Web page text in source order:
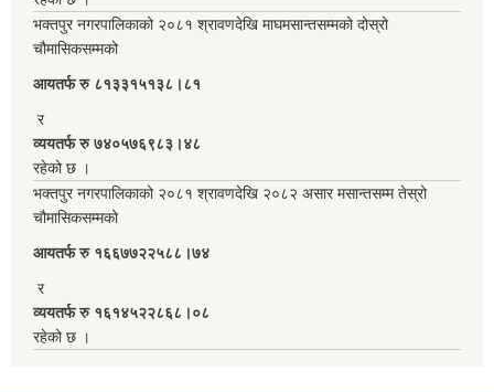
भक्तपुर नगरपालिकाको २०८१ श्रावणदेखि माघमसान्तसम्मको दोस्रो
चौमासिकसम्मको
आयतर्फ रु‌ ८१३३१५१३८।८१
र
व्ययतर्फ रु ७४०५७६९८३।४८
रहेको छ ।
भक्तपुर नगरपालिकाको २०८१ श्रावणदेखि २०८२ असार मसान्तसम्म तेस्रो
चौमासिकसम्मको
आयतर्फ रु‌ १६६७७२२५८८।७४
र
व्ययतर्फ रु १६१४५२२८६८।०८
रहेको छ ।